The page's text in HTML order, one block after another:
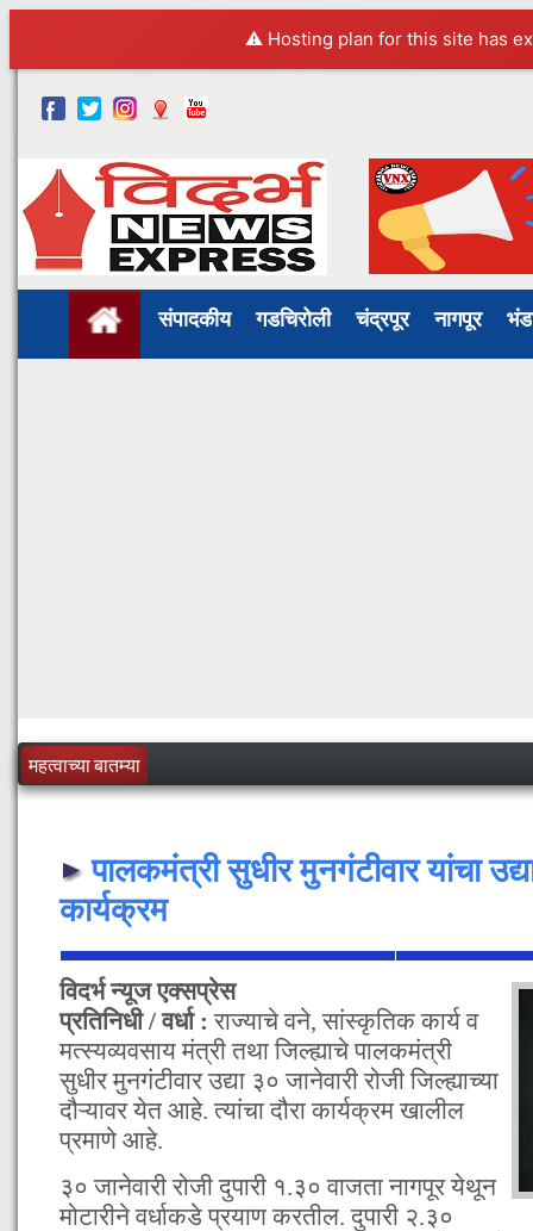
⚠️ Hosting plan for this site has
संपादकीय गडचिरोली चंद्रपूर नागपूर
महत्वाच्या बातम्या
पालकमंत्री सुधीर मुनगंटीवार यांचा उद्या
कार्यक्रम
विदर्भ न्यूज एक्सप्रेस
प्रतिनिधी / वर्धा :राज्याचे वने, सांस्कृतिक कार्य व
मत्स्यव्यवसाय मंत्री तथा जिल्ह्याचे पालकमंत्री
सुधीर मुनगंटीवार उद्या ३० जानेवारी रोजी जिल्ह्याच्या
दौऱ्यावर येत आहे. त्यांचा दौरा कार्यक्रम खालील
प्रमाणे आहे.
३० जानेवारी रोजी दुपारी १.३० वाजता नागपूर येथून
मोटारीने वर्धाकडे प्रयाण करतील. दुपारी २.३०